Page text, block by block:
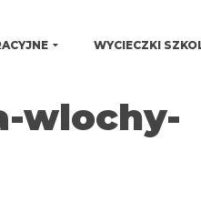
WYCIECZKI
wlochy-